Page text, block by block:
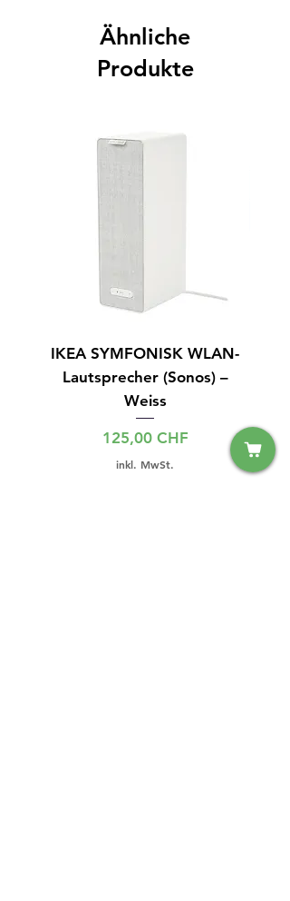
Ähnliche
Produkte
IKEA SYMFONISK WLAN-
Lautsprecher (Sonos) –
Weiss
Preis
125,00 CHF
inkl. MwSt.